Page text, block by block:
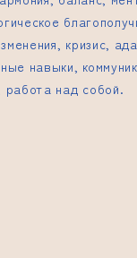
кризис,
навыки,
работа над собой.